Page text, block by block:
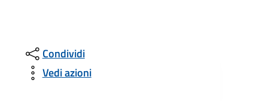
Condividi
Vedi azioni